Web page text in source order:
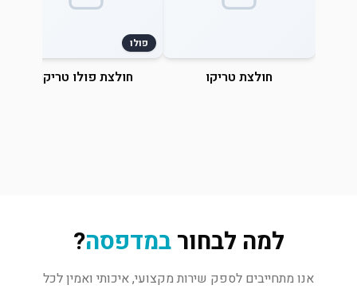
חולצת טריקו
פולו
חולצת פולו טריקו
למה לבחורבמדפסה?
אנו מתחייבים לספק שירות מקצועי, איכותי ואמין לכל